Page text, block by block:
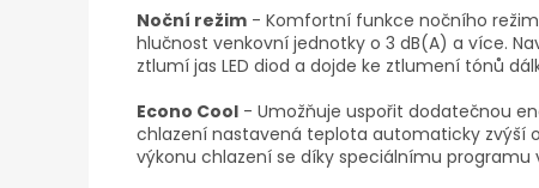
Noční režim - Komfortní funkce nočního
hlučnost venkovní jednotky o 3 dB(A) a více.
ztlumí jas LED diod a dojde ke ztlumení tónů
Econo Cool - Umožňuje uspořit dodatečnou
chlazení nastavená teplota automaticky zvýší o
výkonu chlazení se díky speciálnímu programu